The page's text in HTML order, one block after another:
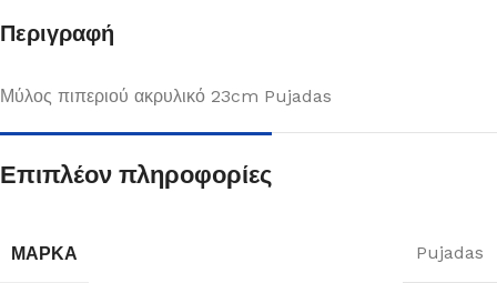
Περιγραφή
Μύλος πιπεριού ακρυλικό 23cm Pujadas
Επιπλέον πληροφορίες
ΜΆΡΚΑ Pujadas